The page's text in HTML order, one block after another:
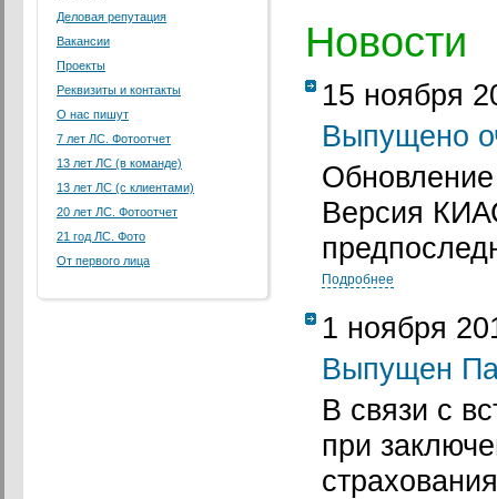
Деловая репутация
Вакансии
Проекты
Реквизиты и контакты
О нас пишут
7 лет ЛС. Фотоотчет
13 лет ЛС (в команде)
13 лет ЛС (с клиентами)
20 лет ЛС. Фотоотчет
21 год ЛС. Фото
От первого лица
Новости
15 ноября
Выпущено
Версия
Подробнее
1 ноября
Выпущен
В связи с
при